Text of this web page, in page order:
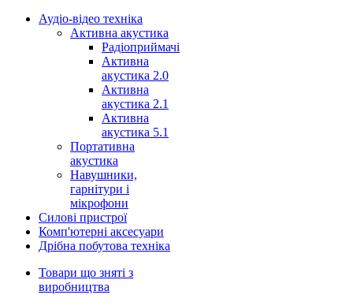
Аудіо-відео техніка
Активна акустика
Радіоприймачі
Активна
акустика 2.0
Активна
акустика 2.1
Активна
акустика 5.1
Портативна
акустика
Навушники,
гарнітури і
мікрофони
Силові пристрої
Комп'ютерні аксесуари
Дрібна побутова техніка
Товари що зняті з
виробництва